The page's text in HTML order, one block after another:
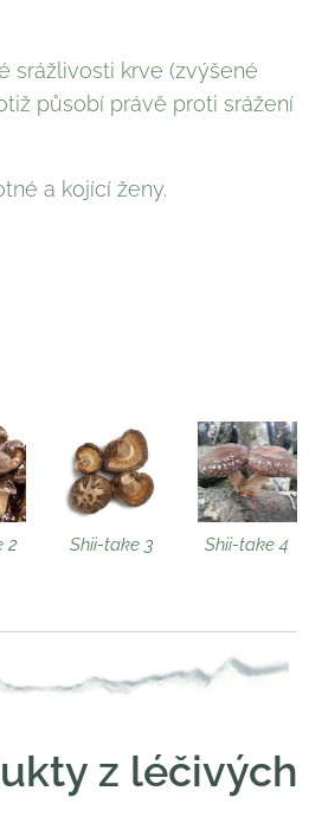
srážlivosti krve (zvýšené
působí právě proti srážení
a kojící ženy.
2 Shii-take 3 Shii-take 4
z léčivých